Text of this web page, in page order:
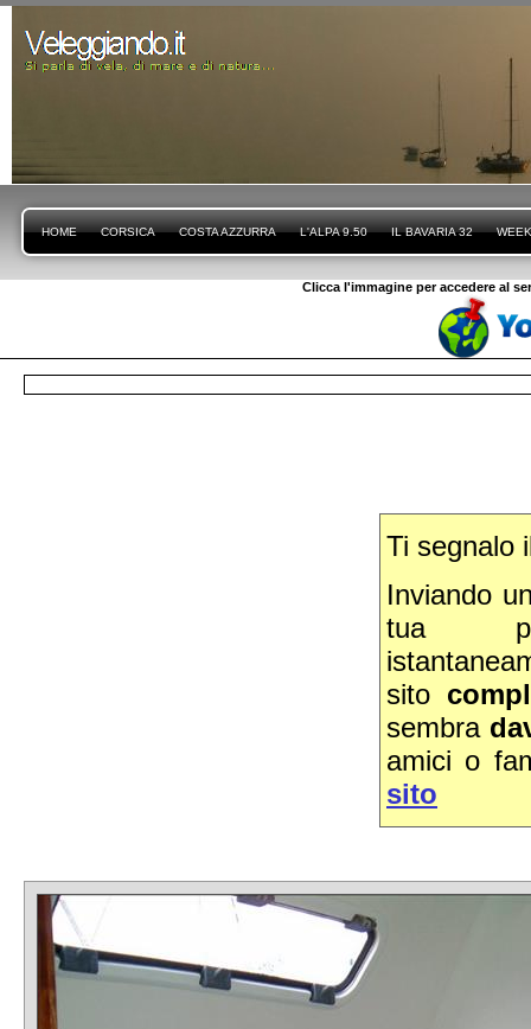
HOME CORSICA COSTA AZZURRA L'ALPA 9.50 IL BAVARIA 32
Clicca l'immagine per accedere al
Ti segnalo
Inviando
tua
sito
sembra
amici o
sito